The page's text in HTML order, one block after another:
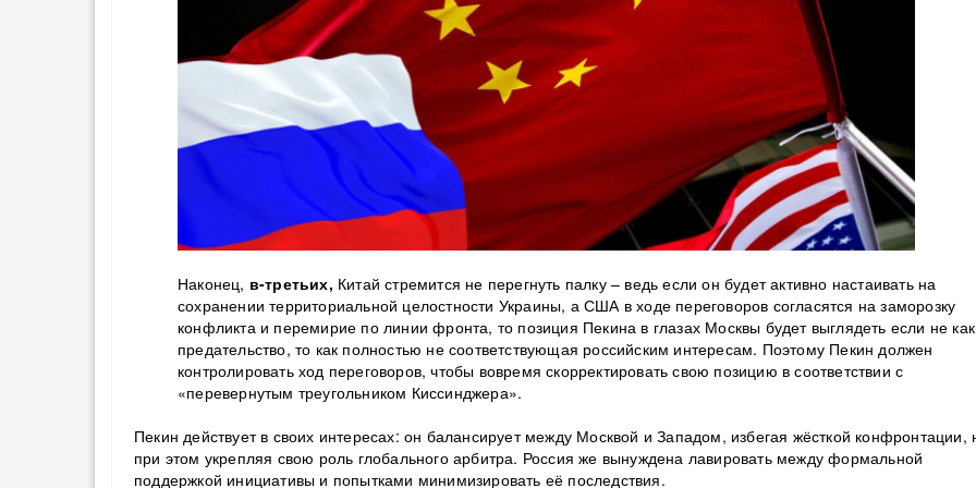
Наконец, в-третьих, Китай стремится не перегнуть палку – ведь если он будет активно настаивать на
сохранении территориальной целостности Украины, а США в ходе переговоров согласятся на заморозку
конфликта и перемирие по линии фронта, то позиция Пекина в глазах Москвы будет выглядеть если не как
предательство, то как полностью не соответствующая российским интересам. Поэтому Пекин должен
контролировать ход переговоров, чтобы вовремя скорректировать свою позицию в соответствии с
«перевернутым треугольником Киссинджера».
Пекин действует в своих интересах: он балансирует между Москвой и Западом, избегая жёсткой конфронтации,
при этом укрепляя свою роль глобального арбитра. Россия же вынуждена лавировать между формальной
поддержкой инициативы и попытками минимизировать её последствия.